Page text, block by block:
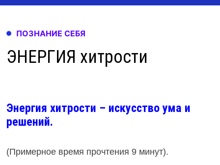
ПОЗНАНИЕ СЕБЯ
ЭНЕРГИЯ хитрости
Энергия хитрости – искусство ума и
решений.
(Примерное время прочтения 9 минут).